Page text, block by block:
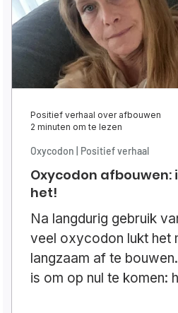
Oxycodon afbouwen:
het!
Na langdurig gebruik
veel oxycodon lukt het
langzaam af te bouwen.
is om op nul te komen:
Oxycodon | Positief verhaal
Positief verhaal over afbouwen
2 minuten om te lezen